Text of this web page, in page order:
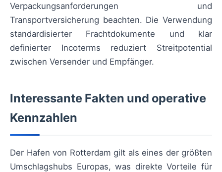
Verpackungsanforderungen und
Transportversicherung beachten. Die Verwendung
standardisierter Frachtdokumente und klar
definierter Incoterms reduziert Streitpotential
zwischen Versender und Empfänger.
Interessante Fakten und operative
Kennzahlen
Der Hafen von Rotterdam gilt als eines der größten
Umschlagshubs Europas, was direkte Vorteile für